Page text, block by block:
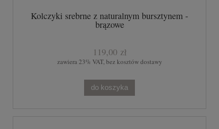
Kolczyki srebrne z naturalnym bursztynem -
brązowe
119,00 zł
zawiera 23% VAT, bez kosztów dostawy
do koszyka